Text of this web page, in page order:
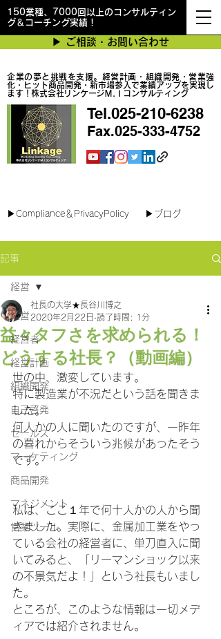
150業種、7000回以上のコンサルティン
グ＆コーチング実績！
企業の夢と挑戦を支援。経営計画・組織開発・営業強
化・ヒット商品開発・新市場参入で業績アップを実現し
ます！株式会社リンケージＭ.Ｉコンサルティング
▶︎ ご相談・お問い合わせ
Tel.025-210-6238
Fax.025-333-4752
▶︎Compliance＆PrivacyPolicy ▶︎ブログ
記事
経営
経営者
経営計画
組織開発
自己啓発
セールス
マーケティング
商品開発
マネジメント
営業ツール
経営
益々タフさを求められる！
どうする社長？（動画編）
社長の大学★長谷川博之
2020年2月22日 読了時間: 1分
世の中、激変しています。
特に製造業が不況だという話を聞きま
した。
何人かの人に聞いたのですが、一昨年
の暮れからそういう兆候があったそう
です。
私は、ここ１年で何十人かの人から聞
きました。実際に、金属加工業をやっ
ている会社の経営者に、単刀直入に聞
いてみると、「リーマンショック以来
の不景気だよ！」という社長もいまし
た。
ところが、このような情報は一切メデ
ィアでは紹介されません。